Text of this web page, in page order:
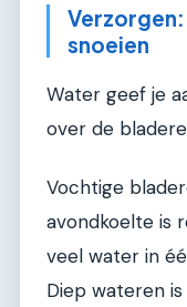
snoeien
Water geef je
over de
Vochtige
avondkoelte is
veel water in
Diep wateren